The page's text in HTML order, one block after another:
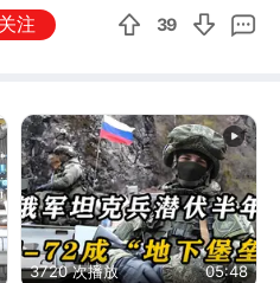
关注 39
3720 次播放 05:48